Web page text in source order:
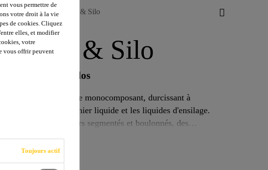
Sikaflex®-403 Tank & Silo
Tank & Silo
réservoirs et silos
élastique monocomposant, durcissant à
présents dans le fumier liquide et les liquides d'ensilage.
des réservoirs segmentés et boulonnés, des
vous permettre de
votre droit à la vie
de cookies. Cliquez
elles, et modifier
votre
vous offrir peuvent
Toujours actif